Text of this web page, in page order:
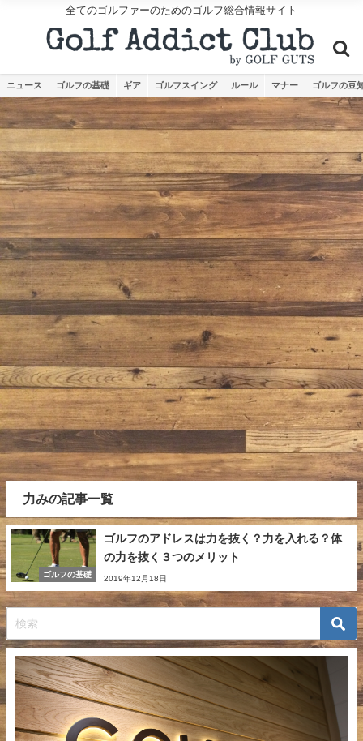
全てのゴルファーのためのゴルフ総合情報サイト
ニュース ゴルフの基礎 ギア ゴルフスイング ルール マナー ゴルフの豆
力みの記事一覧
ゴルフの基礎
ゴルフのアドレスは力を抜く？力を入れる？体
の力を抜く３つのメリット
2019年12月18日